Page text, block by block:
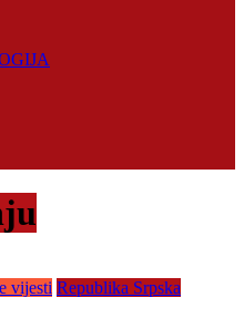
vijesti Republika Srpska